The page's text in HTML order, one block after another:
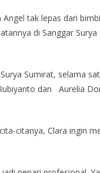
Angel tak lepas dari
di Sanggar Surya
Sumirat, selama
dan Aurelia
citanya, Clara ingin